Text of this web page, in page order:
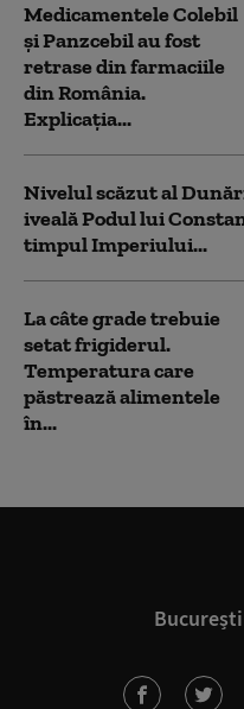
Medicamentele Colebil
și Panzcebil au fost
retrase din farmaciile
din România.
Explicația...
Nivelul scăzut al
iveală Podul lui
timpul Imperiului...
La câte grade trebuie
setat frigiderul.
Temperatura care
păstrează alimentele
în...
București